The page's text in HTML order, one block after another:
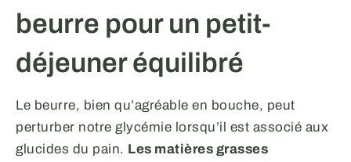
beurre pour un petit-
déjeuner équilibré
Le beurre, bien qu’agréable en bouche, peut
perturber notre glycémie lorsqu’il est associé aux
glucides du pain. Les matières grasses